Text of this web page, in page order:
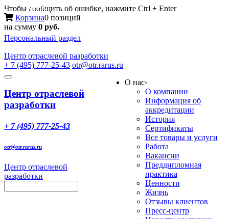
Чтобы сообщить об ошибке, нажмите Ctrl + Enter
Корзина0 позиций
на сумму 0 руб.
Персональный раздел
Центр отраслевой разработки
+ 7 (495) 777-25-43 otr@otr.rarus.ru
Toggle
Меню
Центр отраслевой
разработки
+ 7 (495) 777-25-43
otr@otr.rarus.ru
Центр отраслевой
разработки
О нас›
О компании
Информация об
аккредитации
История
Сертификаты
Все товары и услуги
Работа
Вакансии
Преддипломная
практика
Ценности
Жизнь
Отзывы клиентов
Пресс-центр